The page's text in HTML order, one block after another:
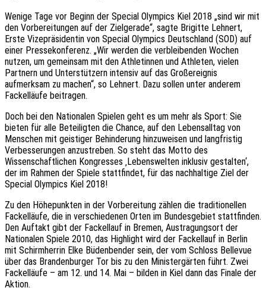
Wenige Tage vor Beginn der Special Olympics Kiel 2018 „sind wir mit
den Vorbereitungen auf der Zielgerade“, sagte Brigitte Lehnert,
Erste Vizepräsidentin von Special Olympics Deutschland (SOD) auf
einer Pressekonferenz. „Wir werden die verbleibenden Wochen
nutzen, um gemeinsam mit den Athletinnen und Athleten, vielen
Partnern und Unterstützern intensiv auf das Großereignis
aufmerksam zu machen“, so Lehnert. Dazu sollen unter anderem
Fackelläufe beitragen.
Doch bei den Nationalen Spielen geht es um mehr als Sport: Sie
bieten für alle Beteiligten die Chance, auf den Lebensalltag von
Menschen mit geistiger Behinderung hinzuweisen und langfristig
Verbesserungen anzustreben. So steht das Motto des
Wissenschaftlichen Kongresses ‚Lebenswelten inklusiv gestalten‘,
der im Rahmen der Spiele stattfindet, für das nachhaltige Ziel der
Special Olympics Kiel 2018!
Zu den Höhepunkten in der Vorbereitung zählen die traditionellen
Fackelläufe, die in verschiedenen Orten im Bundesgebiet stattfinden.
Den Auftakt gibt der Fackellauf in Bremen, Austragungsort der
Nationalen Spiele 2010, das Highlight wird der Fackellauf in Berlin
mit Schirmherrin Elke Büdenbender sein, der vom Schloss Bellevue
über das Brandenburger Tor bis zu den Ministergärten führt. Zwei
Fackelläufe – am 12. und 14. Mai – bilden in Kiel dann das Finale der
Aktion.